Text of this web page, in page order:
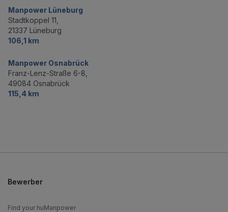
Manpower Lüneburg
Stadtkoppel 11,
21337 Lüneburg
106,1 km
Manpower Osnabrück
Franz-Lenz-Straße 6-8,
49084 Osnabrück
115,4 km
Bewerber
Find your huManpower